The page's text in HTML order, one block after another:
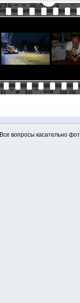
Все вопросы касательно